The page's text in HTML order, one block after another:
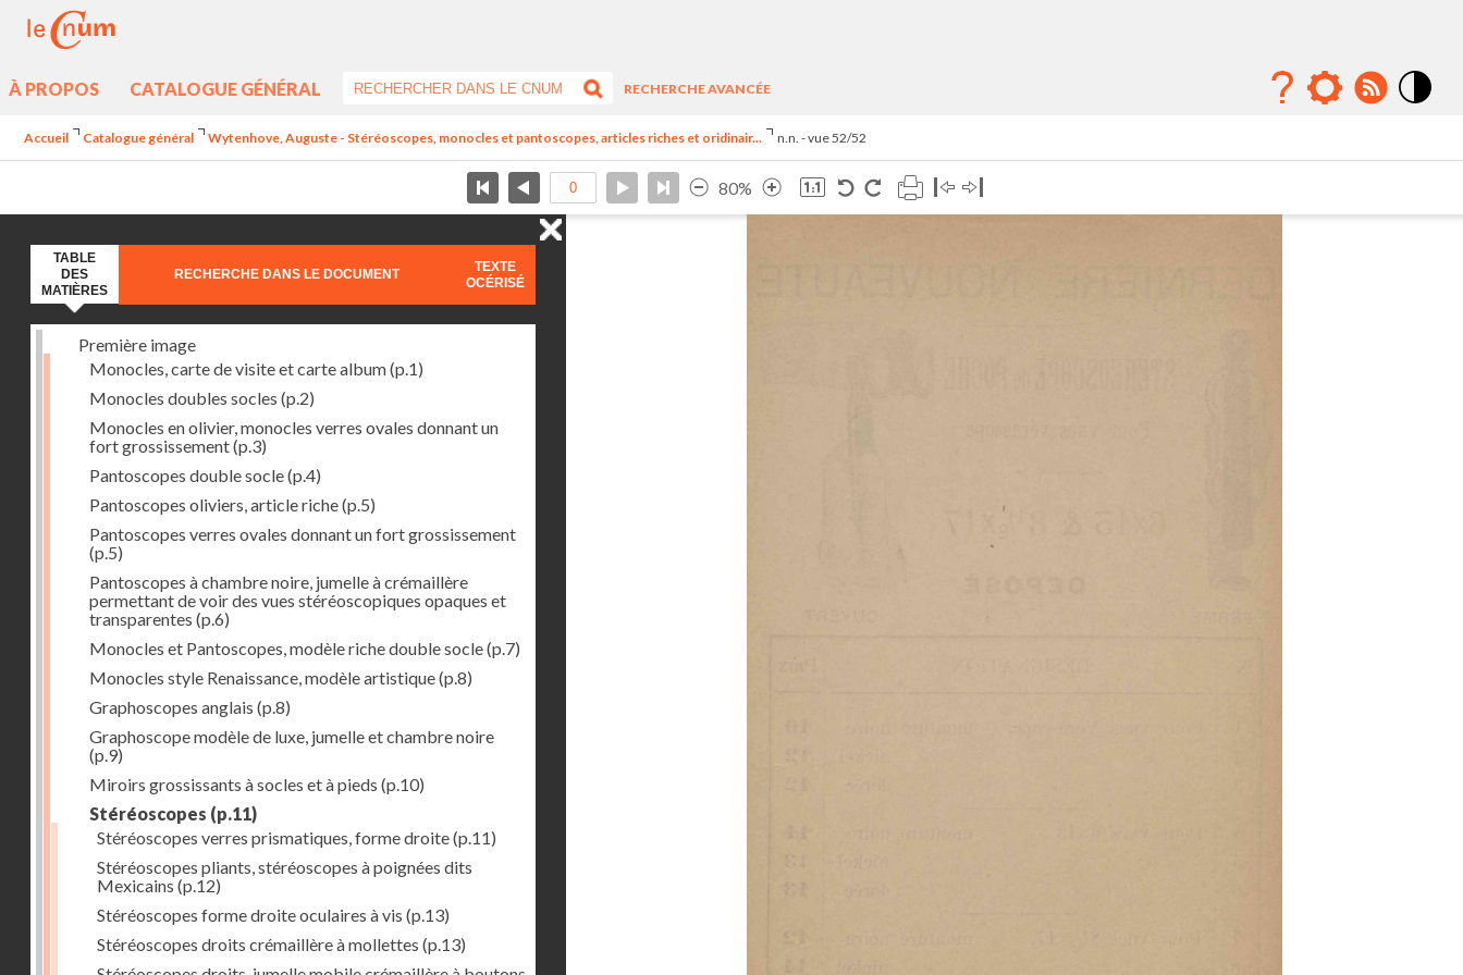
À PROPOS CATALOGUE GÉNÉRAL
RECHERCHE AVANCÉE
Accueil Catalogue général Wytenhove, Auguste - Stéréoscopes, monocles et pantoscopes, articles riches et oridinair... n.n. - vue 52/52
80%
TABLE
DES
MATIÈRES
RECHERCHE DANS LE DOCUMENT
TEXTE
OCÉRISÉ
Première image
Monocles, carte de visite et carte album(p.1)
Monocles doubles socles (p.2)
Monocles en olivier, monocles verres ovales donnant un
fort grossissement(p.3)
Pantoscopes double socle(p.4)
Pantoscopes oliviers, article riche(p.5)
Pantoscopes verres ovales donnant un fort grossissement
(p.5)
Pantoscopes à chambre noire, jumelle à crémaillère
permettant de voir des vues stéréoscopiques opaques et
transparentes (p.6)
Monocles et Pantoscopes, modèle riche double socle(p.7)
Monocles style Renaissance, modèle artistique(p.8)
Graphoscopes anglais (p.8)
Graphoscope modèle de luxe, jumelle et chambre noire
(p.9)
Miroirs grossissants à socles et à pieds (p.10)
Stéréoscopes (p.11)
Stéréoscopes verres prismatiques, forme droite(p.11)
Stéréoscopes pliants, stéréoscopes à poignées dits
Mexicains (p.12)
Stéréoscopes forme droite oculaires à vis (p.13)
Stéréoscopes droits crémaillère à mollettes (p.13)